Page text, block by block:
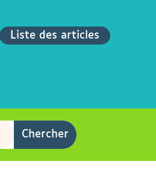
Liste des articles